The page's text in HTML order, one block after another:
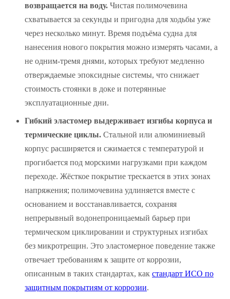
возвращается на воду. Чистая полимочевина
схватывается за секунды и пригодна для ходьбы уже
через несколько минут. Время подъёма судна для
нанесения нового покрытия можно измерять часами, а
не одним-тремя днями, которых требуют медленно
отверждаемые эпоксидные системы, что снижает
стоимость стоянки в доке и потерянные
эксплуатационные дни.
Гибкий эластомер выдерживает изгибы корпуса и
термические циклы. Стальной или алюминиевый
корпус расширяется и сжимается с температурой и
прогибается под морскими нагрузками при каждом
переходе. Жёсткое покрытие трескается в этих зонах
напряжения; полимочевина удлиняется вместе с
основанием и восстанавливается, сохраняя
непрерывный водонепроницаемый барьер при
термическом циклировании и структурных изгибах
без микротрещин. Это эластомерное поведение также
отвечает требованиям к защите от коррозии,
описанным в таких стандартах, как стандарт ИСО по
защитным покрытиям от коррозии.